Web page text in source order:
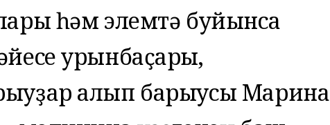
һәм элемтә буйынса
урынбаҫары,
алып барыусы Марина